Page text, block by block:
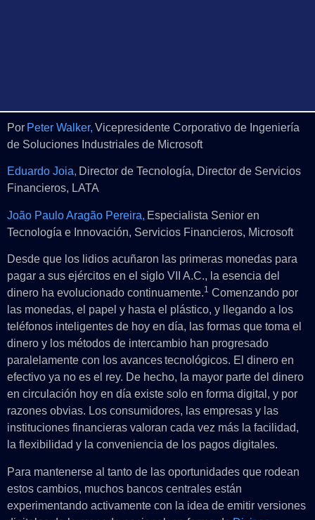
Por Peter Walker, Vicepresidente Corporativo de Ingeniería
de Soluciones Industriales de Microsoft
Eduardo Joia, Director de Tecnología, Director de Servicios
Financieros, LATA
João Paulo Aragão Pereira, Especialista Senior en
Tecnología e Innovación, Servicios Financieros, Microsoft
Desde que los lidios acuñaron las primeras monedas para
pagar a sus ejércitos en el siglo VII A.C., la esencia del
dinero ha evolucionado continuamente.1 Comenzando por
las monedas, el papel y hasta el plástico, y llegando a los
teléfonos inteligentes de hoy en día, las formas que toma el
dinero y los métodos de intercambio han progresado
paralelamente con los avances tecnológicos. El dinero en
efectivo ya no es el rey. De hecho, la mayor parte del dinero
en circulación hoy en día existe solo en forma digital, y por
razones obvias. Los consumidores, las empresas y las
instituciones financieras valoran cada vez más la facilidad,
la flexibilidad y la conveniencia de los pagos digitales.
Para mantenerse al tanto de las oportunidades que rodean
estos cambios, muchos bancos centrales están
experimentando activamente con la idea de emitir versiones